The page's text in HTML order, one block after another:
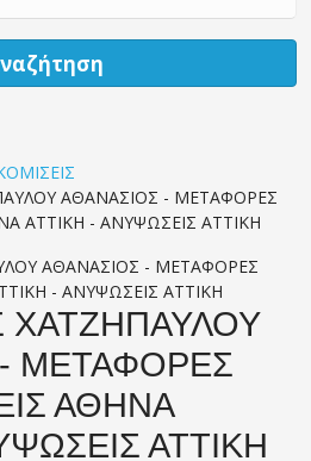
ΑΘΑΝΑΣΙΟΣ - ΜΕΤΑΦΟΡΕΣ
ΑΤΤΙΚΗ - ΑΝΥΨΩΣΕΙΣ ΑΤΤΙΚΗ
ΜΕΤΑΦΟΡΕΣ
ΑΘΗΝΑ
ΑΤΤΙΚΗ